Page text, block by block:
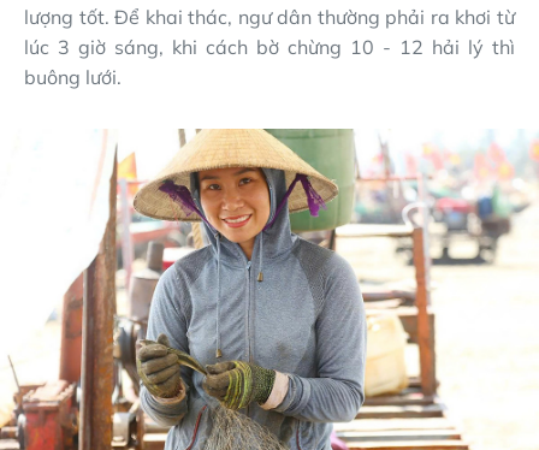
lượng tốt. Để khai thác, ngư dân thường phải ra khơi từ
lúc 3 giờ sáng, khi cách bờ chừng 10 - 12 hải lý thì
buông lưới.